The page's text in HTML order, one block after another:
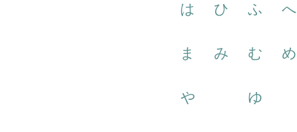
は ひ ふ へ
ま み む め
や ゆ